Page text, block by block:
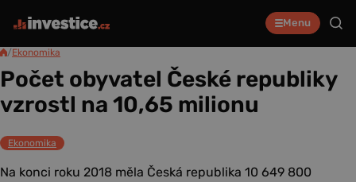
Menu
/Ekonomika
Počet obyvatel České republiky
vzrostl na 10,65 milionu
Ekonomika
Na konci roku 2018 měla Česká republika 10 649 800